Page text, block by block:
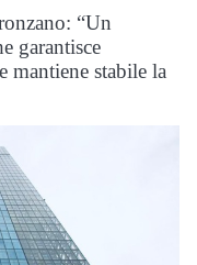
“Un
garantisce
mantiene stabile la